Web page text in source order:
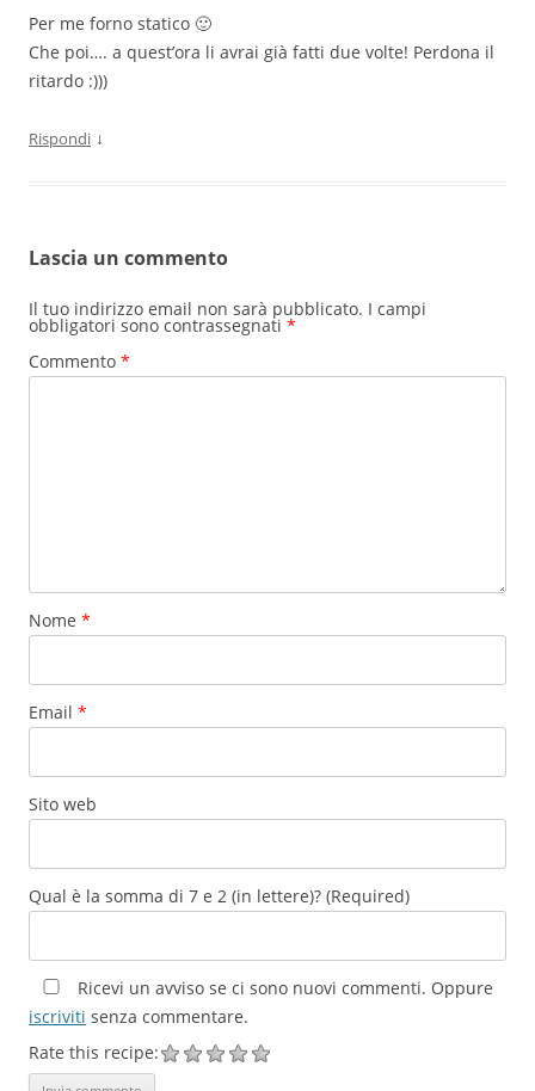
Per me forno statico 🙂
Che poi…. a quest’ora li avrai già fatti due volte! Perdona il
ritardo :)))
Rispondi ↓
Lascia un commento
Il tuo indirizzo email non sarà pubblicato. I campi
obbligatori sono contrassegnati *
Commento *
Nome *
Email *
Sito web
Qual è la somma di 7 e 2 (in lettere)? (Required)
Ricevi un avviso se ci sono nuovi commenti. Oppure
iscriviti senza commentare.
Rate this recipe: